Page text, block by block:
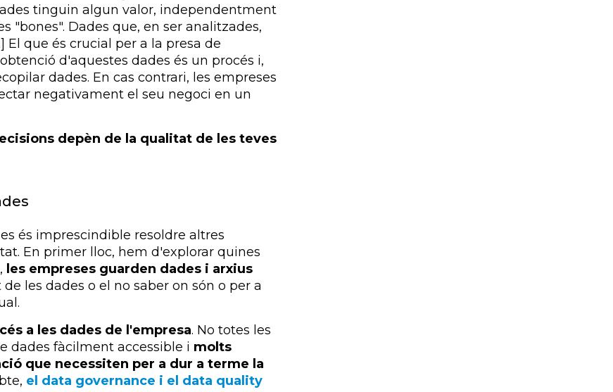
tinguin algun valor, independentment
"bones". Dades que, en ser analitzades,
El que és crucial per a la presa de
d'aquestes dades és un procés i,
dades. En cas contrari, les empreses
negativament el seu negoci en un
depèn de la qualitat de les teves
és imprescindible resoldre altres
En primer lloc, hem d'explorar quines
les empreses guarden dades i arxius
les dades o el no saber on són o per a
a les dades de l'empresa. No totes les
dades fàcilment accessible i molts
que necessiten per a dur a terme la
el data governance i el data quality